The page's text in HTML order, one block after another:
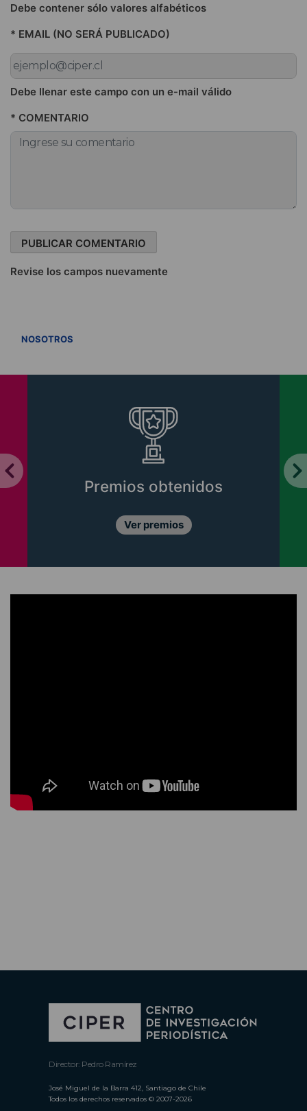
Debe contener sólo valores alfabéticos
* EMAIL (NO SERÁ PUBLICADO)
Debe llenar este campo con un e-mail válido
* COMENTARIO
Revise los campos nuevamente
NOSOTROS
Libros CIPER
Conócelos
Director: Pedro Ramírez
José Miguel de la Barra 412, Santiago de Chile
Todos los derechos reservados © 2007-2026